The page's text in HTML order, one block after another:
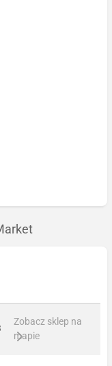
Zobacz sklep na
mapie